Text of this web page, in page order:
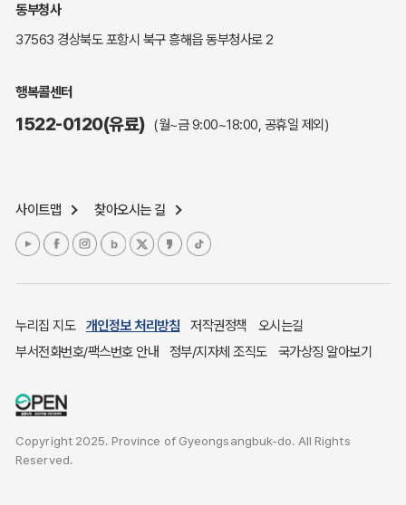
세입세출예산서
업무추진비 공개
주민참여예산제도
여성복지
장애인 복지시책
귀농귀촌종합지원센터
부동산중개보수 안내
동부청사
37563 경상북도 포항시 북구 흥해읍 동부청사로 2
행복콜센터
1522-0120(유료) (월~금 9:00~18:00, 공휴일 제외)
사이트맵 찾아오시는 길
누리집 지도 개인정보 처리방침 저작권정책
오시는길
부서전화번호/팩스번호 안내
정부/지자체 조직도 국가상징 알아보기
Copyright 2025. Province of Gyeongsangbuk-do. All Rights
Reserved.